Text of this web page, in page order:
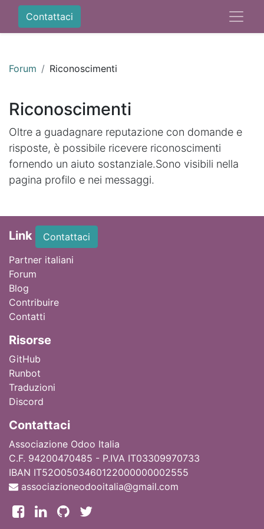
Contattaci
Forum Riconoscimenti
Riconoscimenti
Oltre a guadagnare reputazione con domande e
risposte, è possibile ricevere riconoscimenti
fornendo un aiuto sostanziale.Sono visibili nella
pagina profilo e nei messaggi.
Link
Contattaci
Partner italiani
Forum
Blog
Contribuire
Contatti
Risorse
GitHub
Runbot
Traduzioni
Discord
Contattaci
Associazione Odoo Italia
C.F. 94200470485 - P.IVA IT03309970733
IBAN IT52O0503460122000000002555
associazioneodooitalia@gmail.com